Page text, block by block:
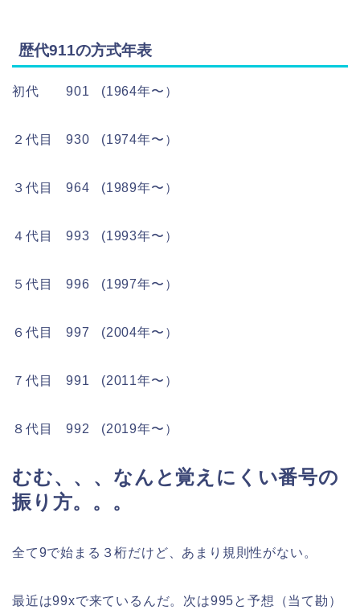
歴代911の方式年表
初代 901 (1964年〜）
２代目 930 (1974年〜）
３代目 964 (1989年〜）
４代目 993 (1993年〜）
５代目 996 (1997年〜）
６代目 997 (2004年〜）
７代目 991 (2011年〜）
８代目 992 (2019年〜）
むむ、、、なんと覚えにくい番号の
振り方。。。
全て9で始まる３桁だけど、あまり規則性がない。
最近は99xで来ているんだ。次は995と予想（当て勘）